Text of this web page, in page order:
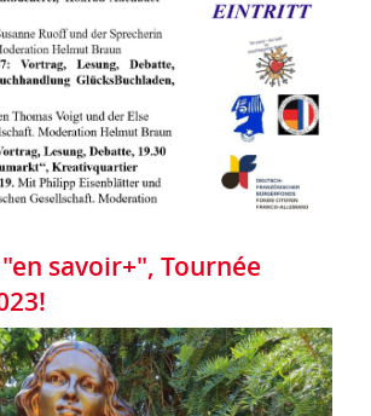
savoir+", Tournée